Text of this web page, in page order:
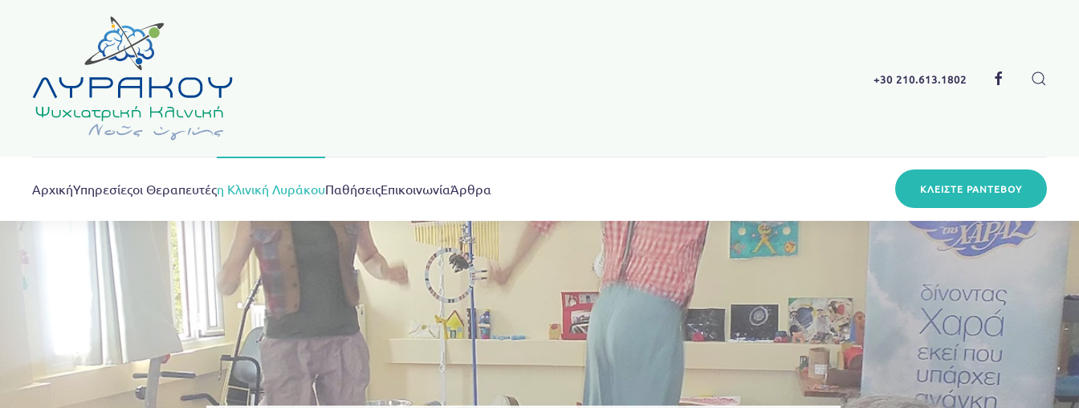
Skip to main content
+30 210.613.1802
ΑρχικήΥπηρεσίεςοι Θεραπευτέςη Κλινική ΛυράκουΠαθήσειςΕπικοινωνίαΆρθρα ΚΛΕΊΣΤΕ ΡΑΝΤΕΒΟΎ